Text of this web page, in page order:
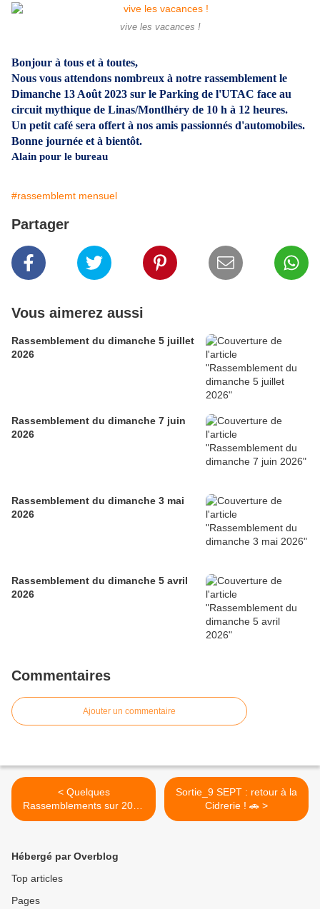
vive les vacances !
Bonjour à tous et à toutes,
Nous vous attendons nombreux à notre rassemblement le
Dimanche 13 Août 2023 sur le Parking de l'UTAC face au
circuit mythique de Linas/Montlhéry de 10 h à 12 heures.
Un petit café sera offert à nos amis passionnés d'automobiles.
Bonne journée et à bientôt.
Alain pour le bureau
#rassemblemt mensuel
Partager
Vous aimerez aussi
Rassemblement du dimanche 5 juillet
2026
Rassemblement du dimanche 7 juin
2026
Rassemblement du dimanche 3 mai
2026
Rassemblement du dimanche 5 avril
2026
Commentaires
Ajouter un commentaire
< Quelques
Rassemblements sur 2023
susceptibles d’intéresser les
Sortie_9 SEPT : retour à la
Cidrerie ! 🚗 >
Hébergé par Overblog
Top articles
Pages